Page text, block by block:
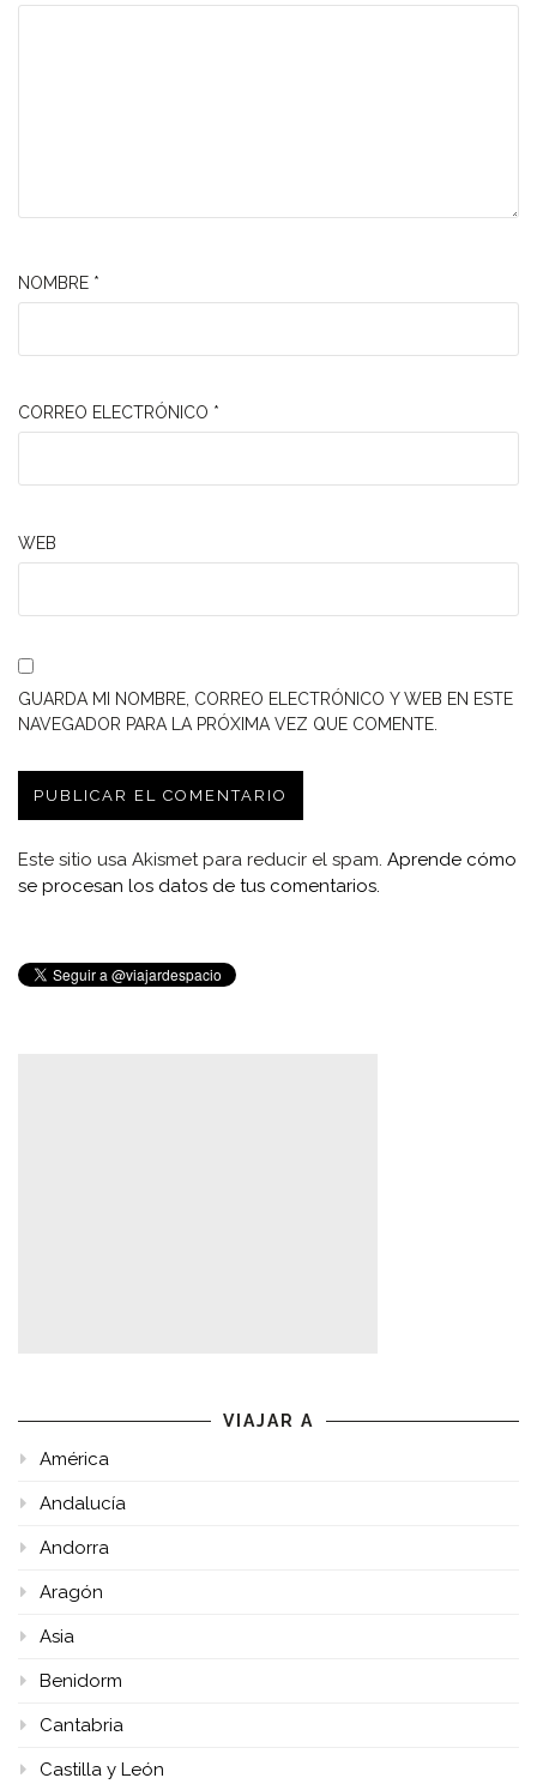
NOMBRE *
CORREO ELECTRÓNICO *
WEB
GUARDA MI NOMBRE, CORREO ELECTRÓNICO Y WEB EN ESTE
NAVEGADOR PARA LA PRÓXIMA VEZ QUE COMENTE.
Este sitio usa Akismet para reducir el spam. Aprende cómo
se procesan los datos de tus comentarios.
VIAJAR A
América
Andalucía
Andorra
Aragón
Asia
Benidorm
Cantabria
Castilla y León